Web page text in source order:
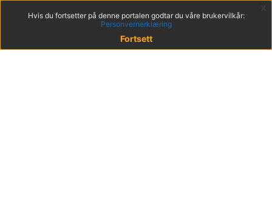
Hvis du fortsetter på denne portalen godtar du våre brukervilkår:
Personvernerklæring
Fortsett
x